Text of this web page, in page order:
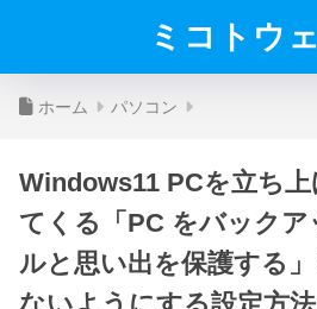
ミコトウ
ホーム パソコン
Windows11 PCを立ち
てくる「PC をバックア
ルと思い出を保護する